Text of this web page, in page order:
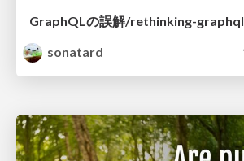
GraphQLの誤解/rethinking-graphql
sonatard